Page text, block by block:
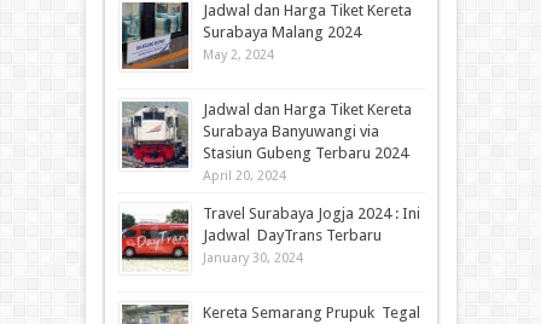
Jadwal dan Harga Tiket Kereta
Surabaya Malang 2024
May 2, 2024
Jadwal dan Harga Tiket Kereta
Surabaya Banyuwangi via
Stasiun Gubeng Terbaru 2024
April 20, 2024
Travel Surabaya Jogja 2024 : Ini
Jadwal DayTrans Terbaru
January 30, 2024
Kereta Semarang Prupuk Tegal